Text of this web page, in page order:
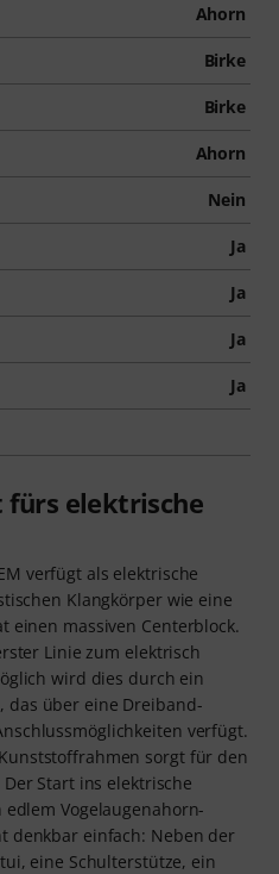
Ahorn
Birke
Birke
Ahorn
Nein
Ja
Ja
Ja
Ja
fürs elektrische
verfügt als elektrische
Klangkörper wie eine
einen massiven Centerblock.
Linie zum elektrisch
wird dies durch ein
das über eine Dreiband-
verfügt.
sorgt für den
Start ins elektrische
Vogelaugenahorn-
denkbar einfach: Neben der
eine Schulterstütze, ein